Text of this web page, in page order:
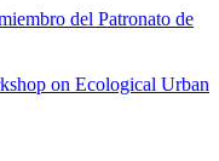
del Patronato de
on Ecological Urban